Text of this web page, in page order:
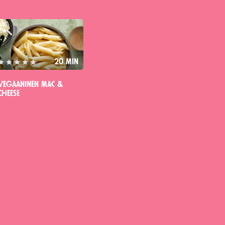
20 min
mac &
reseptillä ei ole vielä arvosteluita